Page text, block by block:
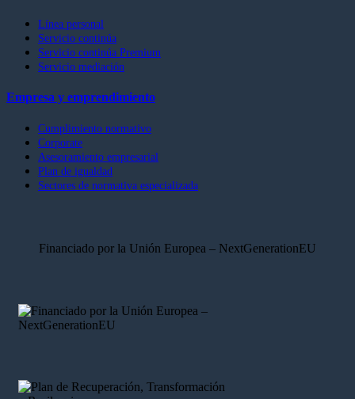
Línea personal
Servicio continúa
Servicio continúa Premium
Servicio mediación
Empresa y emprendimiento
Cumplimiento normativo
Corporate
Asesoramiento empresarial
Plan de igualdad
Sectores de normativa especializada
Financiado por la Unión Europea – NextGenerationEU